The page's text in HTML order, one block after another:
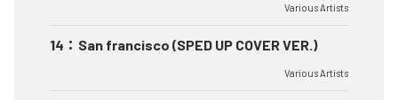
Various Artists
14 ： San francisco (SPED UP COVER VER.)
Various Artists